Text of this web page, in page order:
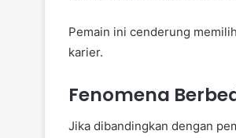
Pemain ini cenderung
karier.
Fenomena
Jika dibandingkan dengan